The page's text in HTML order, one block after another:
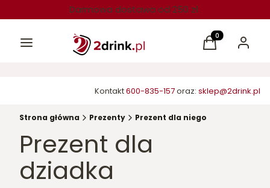
Darmowa dostawa od 250 zł
Menu Produkty w
Koszyk Zaloguj
Kontakt600-835-157oraz: sklep@2drink.pl
Strona główna Prezenty Prezent dla niego
Prezent dla
dziadka